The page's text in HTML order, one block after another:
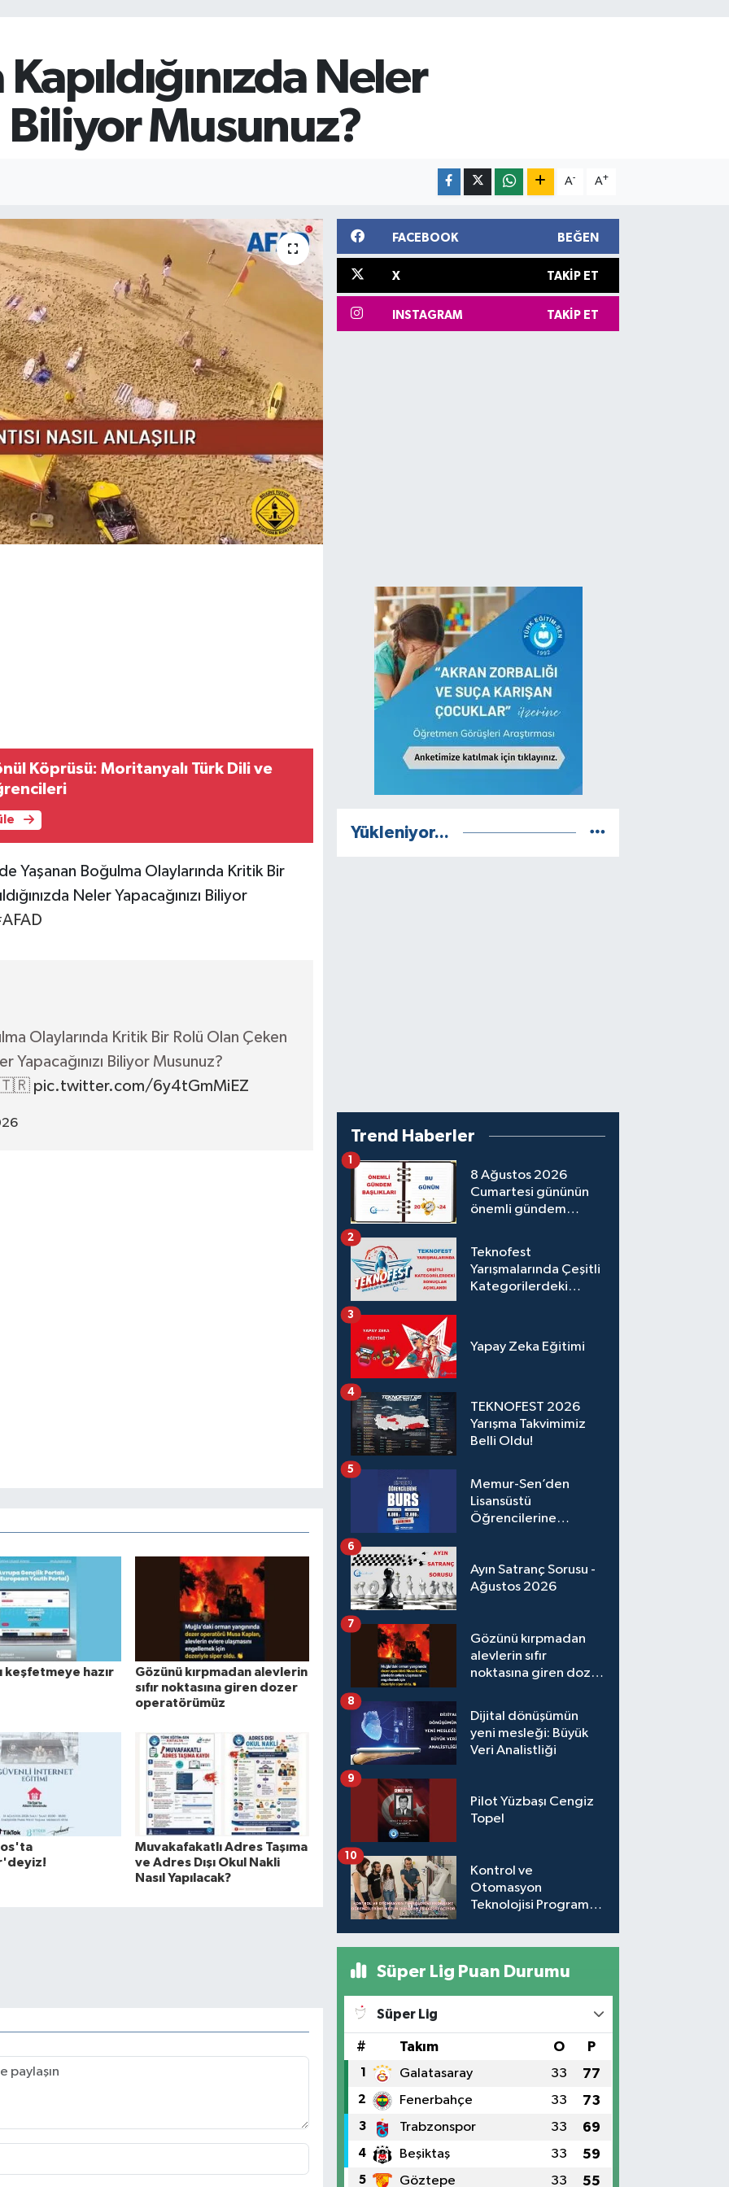
Kapıldığınızda Neler
Biliyor Musunuz?
A- A+
Köprüsü: Moritanyalı Türk Dili ve
Yaşanan Boğulma Olaylarında Kritik Bir
Neler Yapacağınızı Biliyor
Olaylarında Kritik Bir Rolü Olan Çeken
Yapacağınızı Biliyor Musunuz?
pic.twitter.com/6y4tGmMiEZ
keşfetmeye hazır
Gözünü kırpmadan alevlerin
sıfır noktasına giren dozer
operatörümüz
Muvakafakatlı Adres Taşıma
ve Adres Dışı Okul Nakli
Nasıl Yapılacak?
FACEBOOK BEĞEN
X TAKIP ET
INSTAGRAM TAKIP ET
Yükleniyor...
Trend Haberler
8 Ağustos 2026
Cumartesi gününün
önemli gündem
1
Teknofest
Yarışmalarında Çeşitli
Kategorilerdeki
2
Yapay Zeka Eğitimi
3
TEKNOFEST 2026
Yarışma Takvimimiz
Belli Oldu!
4
Memur-Sen’den
Lisansüstü
Öğrencilerine
5
Ayın Satranç Sorusu -
Ağustos 2026
6
Gözünü kırpmadan
alevlerin sıfır
noktasına giren dozer
7
Dijital dönüşümün
yeni mesleği: Büyük
Veri Analistliği
8
Pilot Yüzbaşı Cengiz
Topel
9
Kontrol ve
Otomasyon
Teknolojisi Programı,
10
Süper Lig Puan Durumu
Süper Lig
# Takım O P
1 Galatasaray 33 77
2 Fenerbahçe 33 73
3 Trabzonspor 33 69
4 Beşiktaş 33 59
5 Göztepe 33 55